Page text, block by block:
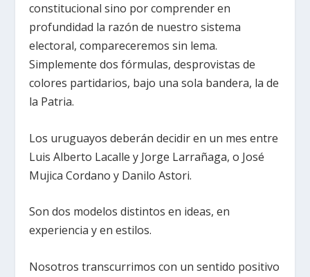
constitucional sino por comprender en
profundidad la razón de nuestro sistema
electoral, compareceremos sin lema.
Simplemente dos fórmulas, desprovistas de
colores partidarios, bajo una sola bandera, la de
la Patria.
Los uruguayos deberán decidir en un mes entre
Luis Alberto Lacalle y Jorge Larrañaga, o José
Mujica Cordano y Danilo Astori.
Son dos modelos distintos en ideas, en
experiencia y en estilos.
Nosotros transcurrimos con un sentido positivo